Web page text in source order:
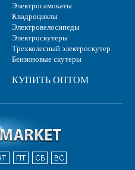
Электросамокаты
Квадроциклы
Электровелосипеды
Электроскутеры
Трехколесный электроскутер
Бензиновые скутеры
КУПИТЬ ОПТОМ